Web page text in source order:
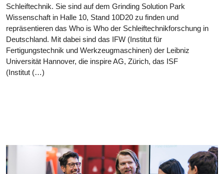
Schleiftechnik. Sie sind auf dem Grinding Solution Park
Wissenschaft in Halle 10, Stand 10D20 zu finden und
repräsentieren das Who is Who der Schleiftechnikforschung in
Deutschland. Mit dabei sind das IFW (Institut für
Fertigungstechnik und Werkzeugmaschinen) der Leibniz
Universität Hannover, die inspire AG, Zürich, das ISF
(Institut (…)